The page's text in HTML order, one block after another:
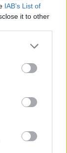
IAB’s List of
it to other
και
των
μέσα
κάλεσμα